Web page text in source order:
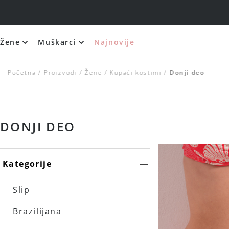
Žene Muškarci Najnovije
Donji deo
Kupaći kostimi
Žene
Proizvodi
Početna
DONJI DEO
Kategorije
Slip
Brazilijana